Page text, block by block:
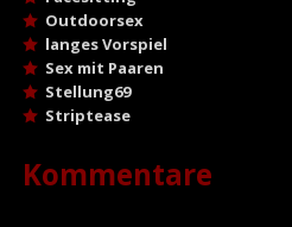
Outdoorsex
langes Vorspiel
Sex mit Paaren
Stellung69
Striptease
Kommentare